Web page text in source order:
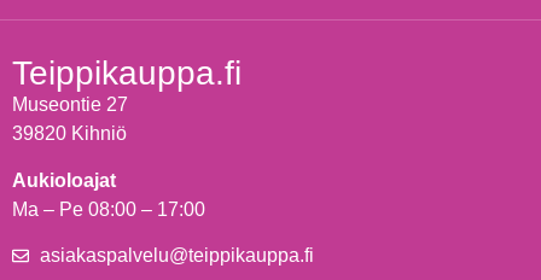
Teippikauppa.fi
Museontie 27
39820 Kihniö
Aukioloajat
Ma – Pe 08:00 – 17:00
asiakaspalvelu@teippikauppa.fi